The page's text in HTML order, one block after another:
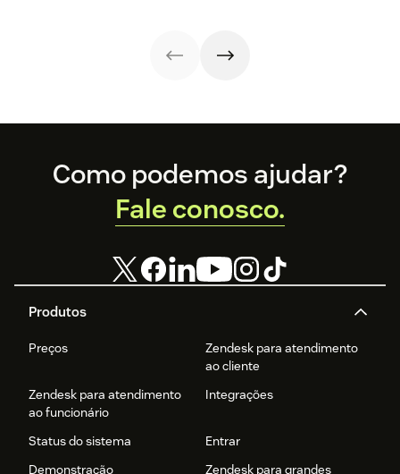
vantagens +
exemplo prático
Footer
Produtos
Preços
Zendesk para atendimento
ao cliente
Zendesk para atendimento
ao funcionário
Integrações
Status do sistema
Entrar
Demonstração
Zendesk para grandes
Como podemos ajudar?
Fale conosco.